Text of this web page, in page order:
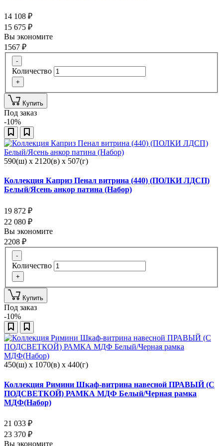
14 108 ₽
15 675 ₽
Вы экономите
1567 ₽
-
Количество
+
Купить
Под заказ
-10%
590(ш) x 2120(в) x 507(г)
Коллекция Каприз Пенал витрина (440) (ПОЛКИ ЛДСП)
Белый/Ясень анкор патина (Набор)
19 872 ₽
22 080 ₽
Вы экономите
2208 ₽
-
Количество
+
Купить
Под заказ
-10%
450(ш) x 1070(в) x 440(г)
Коллекция Римини Шкаф-витрина навесной ПРАВЫЙ (С
ПОДСВЕТКОЙ) РАМКА МДФ Белый/Черная рамка
МДФ(Набор)
21 033 ₽
23 370 ₽
Вы экономите